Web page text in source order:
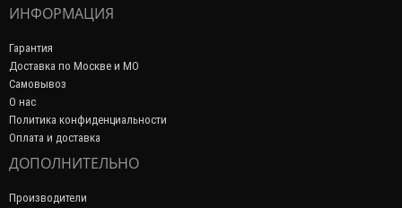
ИНФОРМАЦИЯ
Гарантия
Доставка по Москве и МО
Самовывоз
О нас
Политика конфиденциальности
Оплата и доставка
ДОПОЛНИТЕЛЬНО
Производители